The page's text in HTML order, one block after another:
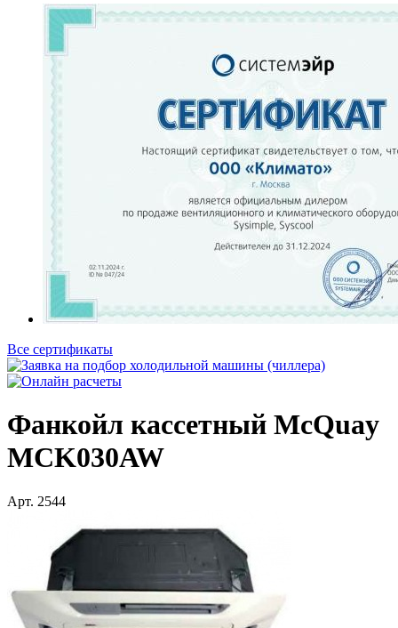
Все сертификаты
Фанкойл кассетный McQuay
MCK030AW
Арт. 2544